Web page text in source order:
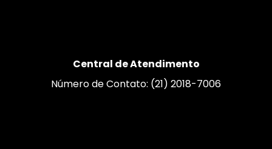
Central de Atendimento
Número de Contato: (21) 2018-7006